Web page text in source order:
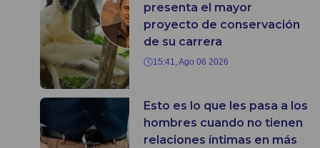
presenta el mayor
proyecto de conservación
de su carrera
15:41, Ago 06 2026
Esto es lo que les pasa a los
hombres cuando no tienen
relaciones íntimas en más